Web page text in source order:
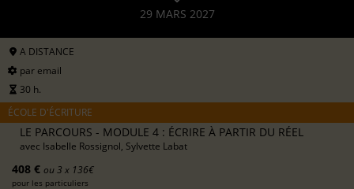
29 MARS 2027
A DISTANCE
par email
30 h.
ÉCOLE D'ÉCRITURE
LE PARCOURS - MODULE 4 : ÉCRIRE À PARTIR DU RÉEL
avec Isabelle Rossignol, Sylvette Labat
408 € ou 3 x 136€
pour les particuliers